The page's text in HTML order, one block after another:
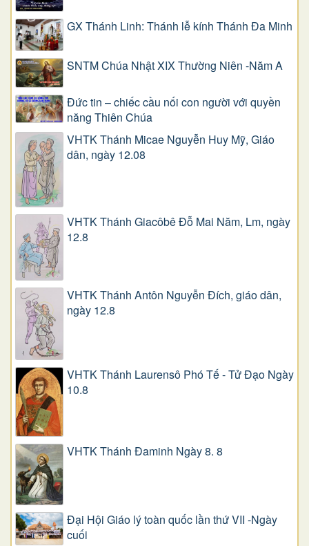
GX Thánh Linh: Thánh lễ kính Thánh Đa Minh
SNTM Chúa Nhật XIX Thường Niên -Năm A
Đức tin – chiếc cầu nối con người với quyền
năng Thiên Chúa
VHTK Thánh Micae Nguyễn Huy Mỹ, Giáo
dân, ngày 12.08
VHTK Thánh Giacôbê Ðỗ Mai Năm, Lm, ngày
12.8
VHTK Thánh Antôn Nguyễn Ðích, giáo dân,
ngày 12.8
VHTK Thánh Laurensô Phó Tế - Tử Đạo Ngày
10.8
VHTK Thánh Đaminh Ngày 8. 8
Đại Hội Giáo lý toàn quốc lần thứ VII -Ngày
cuối